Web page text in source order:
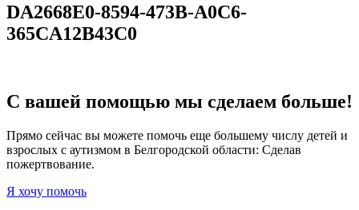
DA2668E0-8594-473B-A0C6-
365CA12B43C0
С вашей помощью мы сделаем больше!
Прямо сейчас вы можете помочь еще большему числу детей и
взрослых с аутизмом в Белгородской области: Сделав
пожертвование.
Я хочу помочь